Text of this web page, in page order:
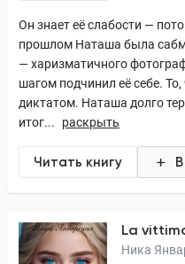
Он знает её слабости —
прошлом Наташа была
— харизматичного
шагом подчинил её себе.
диктатом. Наташа долго
итог...
раскрыть
Читать книгу
La
Ника